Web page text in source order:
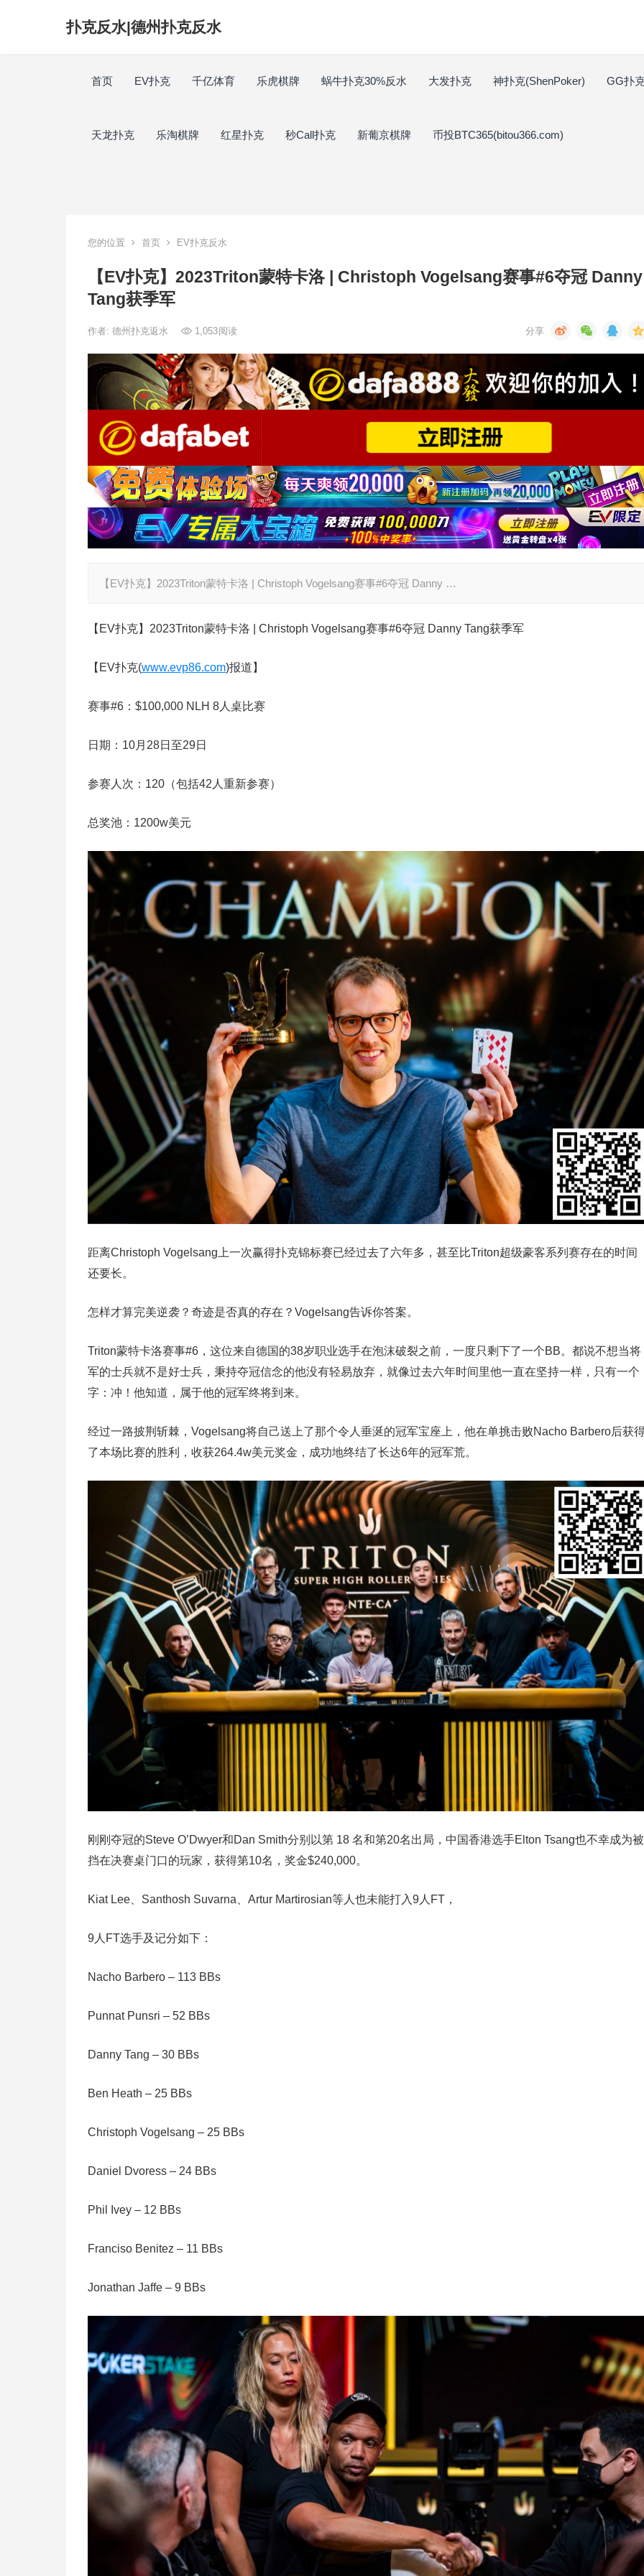
扑克反水|德州扑克反水
首页 EV扑克 千亿体育 乐虎棋牌 蜗牛扑克30%反水 大发扑克 神扑克(ShenPoker) GG扑
天龙扑克 乐淘棋牌 红星扑克 秒Call扑克 新葡京棋牌 币投BTC365(bitou366.com)
您的位置 首页 EV扑克反水
【EV扑克】2023Triton蒙特卡洛 | Christoph Vogelsang赛事#6夺冠 Danny
Tang获季军
作者: 德州扑克返水 1,053阅读
【EV扑克】2023Triton蒙特卡洛 | Christoph Vogelsang赛事#6夺冠 Danny …
【EV扑克】2023Triton蒙特卡洛 | Christoph Vogelsang赛事#6夺冠 Danny Tang获季军
【EV扑克(www.evp86.com)报道】
赛事#6：$100,000 NLH 8人桌比赛
日期：10月28日至29日
参赛人次：120（包括42人重新参赛）
总奖池：1200w美元
距离Christoph Vogelsang上一次赢得扑克锦标赛已经过去了六年多，甚至比Triton超级豪客系列赛存在的时间
还要长。
怎样才算完美逆袭？奇迹是否真的存在？Vogelsang告诉你答案。
Triton蒙特卡洛赛事#6，这位来自德国的38岁职业选手在泡沫破裂之前，一度只剩下了一个BB。都说不想当将
军的士兵就不是好士兵，秉持夺冠信念的他没有轻易放弃，就像过去六年时间里他一直在坚持一样，只有一个
字：冲！他知道，属于他的冠军终将到来。
经过一路披荆斩棘，Vogelsang将自己送上了那个令人垂涎的冠军宝座上，他在单挑击败Nacho Barbero后获
了本场比赛的胜利，收获264.4w美元奖金，成功地终结了长达6年的冠军荒。
刚刚夺冠的Steve O’Dwyer和Dan Smith分别以第 18 名和第20名出局，中国香港选手Elton Tsang也不幸成为被
挡在决赛桌门口的玩家，获得第10名，奖金$240,000。
Kiat Lee、Santhosh Suvarna、Artur Martirosian等人也未能打入9人FT，
9人FT选手及记分如下：
Nacho Barbero – 113 BBs
Punnat Punsri – 52 BBs
Danny Tang – 30 BBs
Ben Heath – 25 BBs
Christoph Vogelsang – 25 BBs
Daniel Dvoress – 24 BBs
Phil Ivey – 12 BBs
Franciso Benitez – 11 BBs
Jonathan Jaffe – 9 BBs